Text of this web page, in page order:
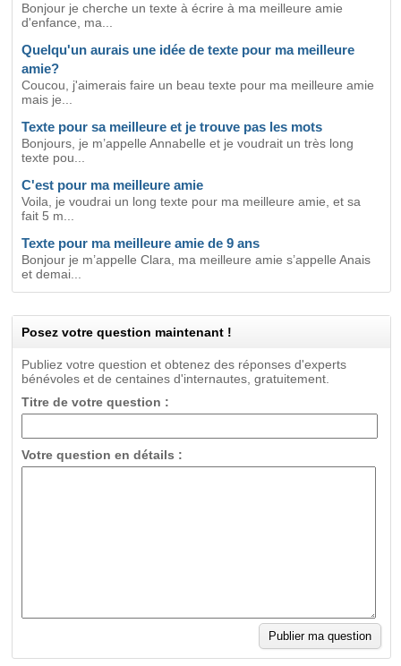
Bonjour je cherche un texte à écrire à ma meilleure amie
d'enfance, ma...
Quelqu'un aurais une idée de texte pour ma meilleure
amie?
Coucou, j'aimerais faire un beau texte pour ma meilleure amie
mais je...
Texte pour sa meilleure et je trouve pas les mots
Bonjours, je m’appelle Annabelle et je voudrait un très long
texte pou...
C'est pour ma meilleure amie
Voila, je voudrai un long texte pour ma meilleure amie, et sa
fait 5 m...
Texte pour ma meilleure amie de 9 ans
Bonjour je m’appelle Clara, ma meilleure amie s’appelle Anais
et demai...
Posez votre question maintenant !
Publiez votre question et obtenez des réponses d'experts
bénévoles et de centaines d'internautes, gratuitement.
Titre de votre question :
Votre question en détails :